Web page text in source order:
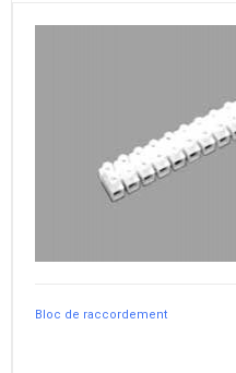
Bloc de raccordement